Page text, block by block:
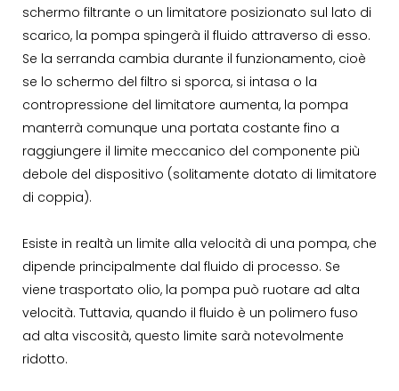
schermo filtrante o un limitatore posizionato sul lato di
scarico, la pompa spingerà il fluido attraverso di esso.
Se la serranda cambia durante il funzionamento, cioè
se lo schermo del filtro si sporca, si intasa o la
contropressione del limitatore aumenta, la pompa
manterrà comunque una portata costante fino a
raggiungere il limite meccanico del componente più
debole del dispositivo (solitamente dotato di limitatore
di coppia).
Esiste in realtà un limite alla velocità di una pompa, che
dipende principalmente dal fluido di processo. Se
viene trasportato olio, la pompa può ruotare ad alta
velocità. Tuttavia, quando il fluido è un polimero fuso
ad alta viscosità, questo limite sarà notevolmente
ridotto.